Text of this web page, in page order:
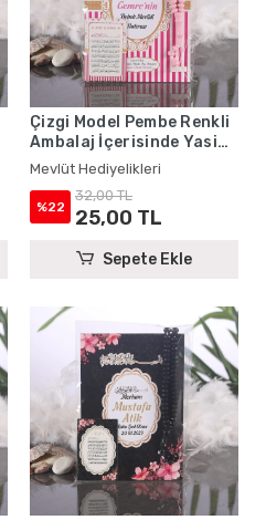
Çizgi Model Pembe Renkli
Ambalaj İçerisinde Yasin
Kitabı, Magnet ve Tesbih -
Mevlüt Hediyelikleri
Mevlüt Hediyelikleri
%22
32,00 TL
25,00 TL
Sepete Ekle